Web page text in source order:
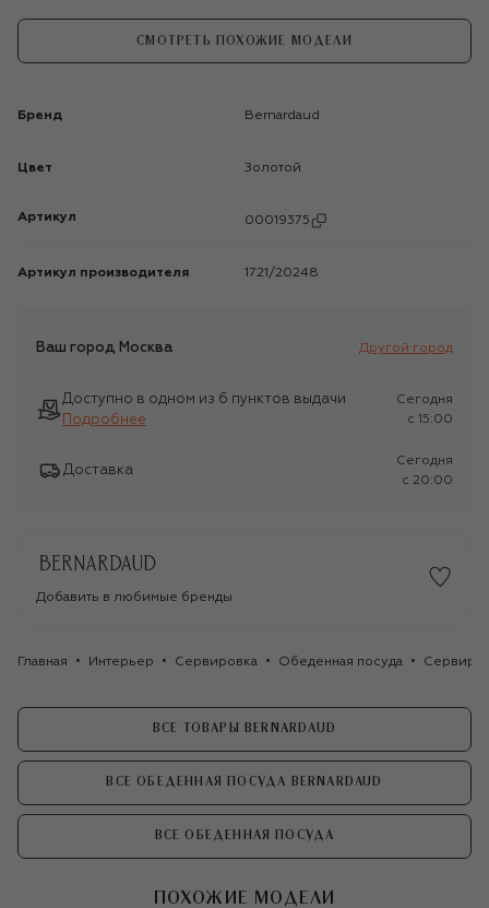
СМОТРЕТЬ ПОХОЖИЕ МОДЕЛИ
Бренд Bernardaud
Цвет Золотой
Артикул 00019375
Артикул производителя 1721/20248
Ваш город Москва Другой город
Доступно в одном из 6 пунктов выдачи
Подробнее
Сегодня
c 15:00
Доставка
Сегодня
c 20:00
Добавить в любимые бренды
Главная Интерьер Сервировка Обеденная посуда
ВСЕ ТОВАРЫ BERNARDAUD
ВСЕ ОБЕДЕННАЯ ПОСУДА BERNARDAUD
ВСЕ ОБЕДЕННАЯ ПОСУДА
ПОХОЖИЕ МОДЕЛИ